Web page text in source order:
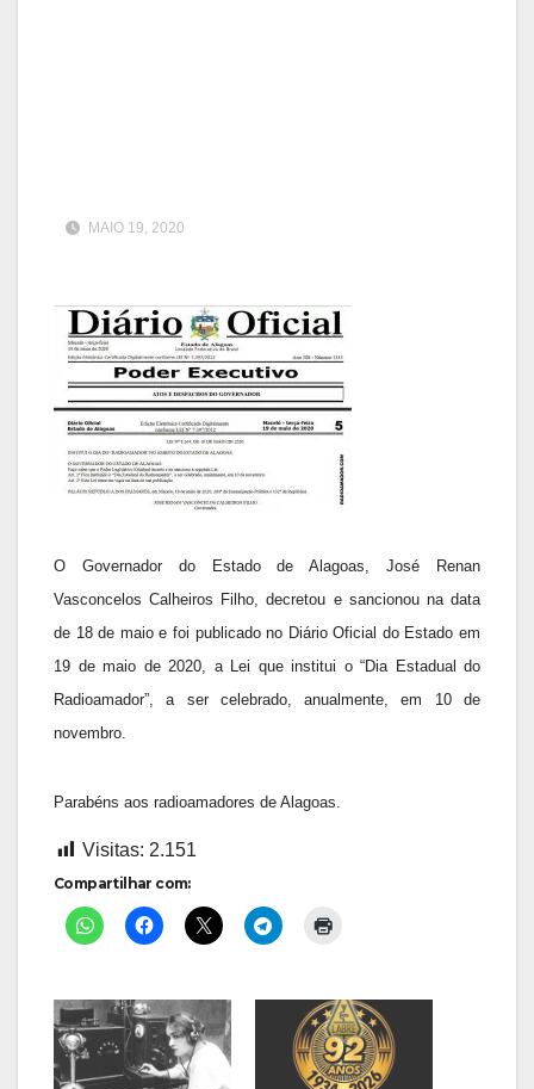
MAIO 19, 2020
O Governador do Estado de Alagoas, José Renan
Vasconcelos Calheiros Filho, decretou e sancionou na data
de 18 de maio e foi publicado no Diário Oficial do Estado em
19 de maio de 2020, a Lei que institui o “Dia Estadual do
Radioamador”, a ser celebrado, anualmente, em 10 de
novembro.
Parabéns aos radioamadores de Alagoas.
Visitas: 2.151
Compartilhar com: